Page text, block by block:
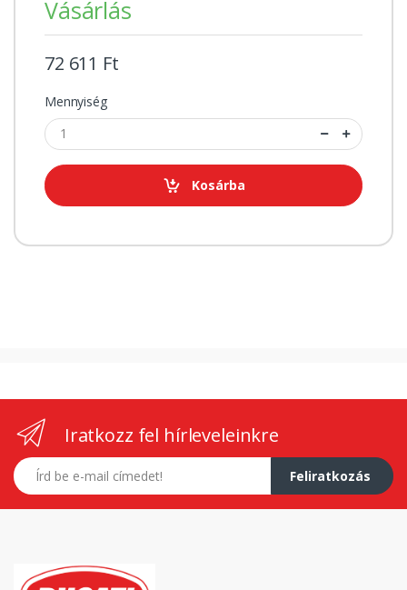
Vásárlás
72 611 Ft
Mennyiség
Kosárba
Iratkozz fel hírleveleinkre
E-mail címed
Feliratkozás